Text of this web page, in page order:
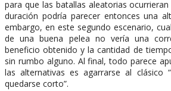
para que las batallas aleatorias
duración podría parecer entonces una
embargo, en este segundo escenario,
de una buena pelea no vería una
beneficio obtenido y la cantidad de
sin rumbo alguno. Al final, todo parece
las alternativas es agarrarse al clásico
quedarse corto”.